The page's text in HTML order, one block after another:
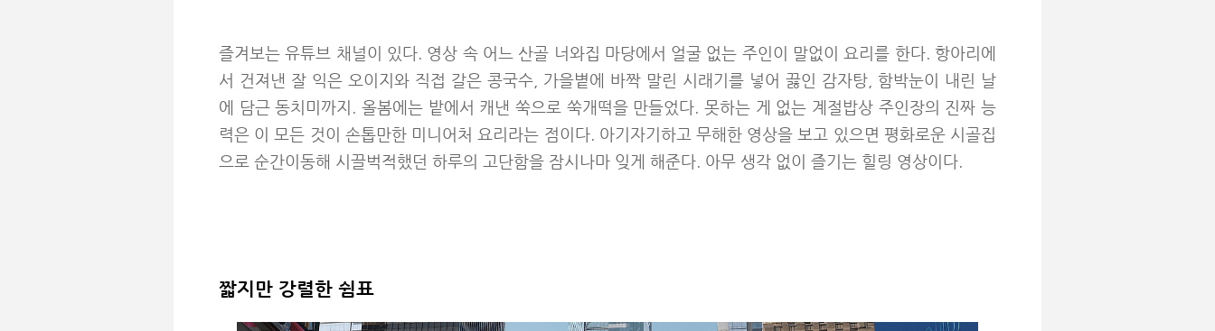
즐겨보는 유튜브 채널이 있다. 영상 속 어느 산골 너와집 마당에서 얼굴 없는 주인이 말없이 요리를 한다. 항아리에
서 건져낸 잘 익은 오이지와 직접 갈은 콩국수, 가을볕에 바짝 말린 시래기를 넣어 끓인 감자탕, 함박눈이 내린 날
에 담근 동치미까지. 올봄에는 밭에서 캐낸 쑥으로 쑥개떡을 만들었다. 못하는 게 없는 계절밥상 주인장의 진짜 능
력은 이 모든 것이 손톱만한 미니어처 요리라는 점이다. 아기자기하고 무해한 영상을 보고 있으면 평화로운 시골집
으로 순간이동해 시끌벅적했던 하루의 고단함을 잠시나마 잊게 해준다. 아무 생각 없이 즐기는 힐링 영상이다.
짧지만 강렬한 쉼표